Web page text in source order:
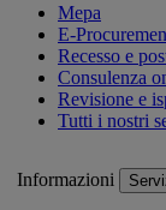
Mepa
E-
Recesso e
Consulenza
Revisione e
Tutti i nostri
Informazioni